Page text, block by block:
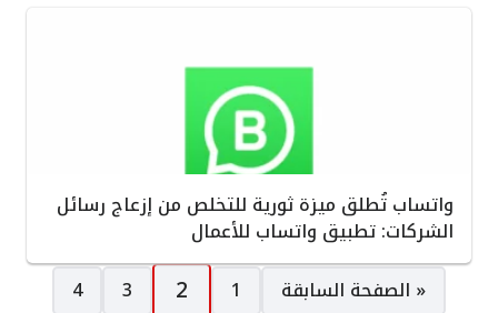
واتساب تُطلق ميزة ثورية للتخلص من إزعاج رسائل
الشركات: تطبيق واتساب للأعمال
صفحات:« الصفحة السابقة 1
2
3
4